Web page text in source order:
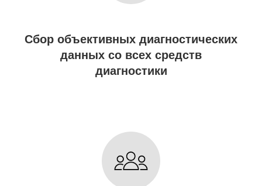
Сбор объективных диагностических
данных со всех средств
диагностики